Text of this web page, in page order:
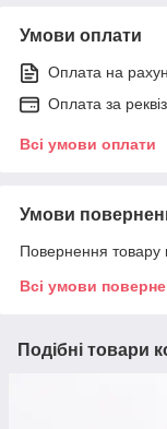
Умови оплати
Оплата на
Оплата за
Всі умови оплати
Умови
Повернення товару
Всі умови
Подібні товари